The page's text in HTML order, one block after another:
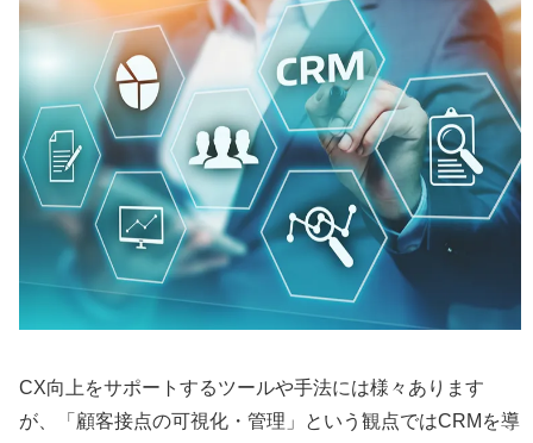
CX向上をサポートするツールや手法には様々あります
が、「顧客接点の可視化・管理」という観点ではCRMを導